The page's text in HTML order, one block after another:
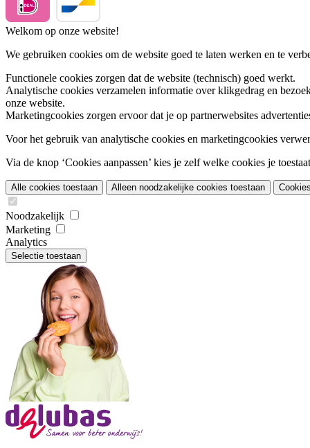
Welkom op onze website!
We gebruiken cookies om de website goed te laten werken en te
Functionele cookies zorgen dat de website (technisch) goed werkt.
Analytische cookies verzamelen informatie over klikgedrag en
onze website.
Marketingcookies zorgen ervoor dat je op partnerwebsites
Voor het gebruik van analytische cookies en marketingcookies
Via de knop ‘Cookies aanpassen’ kies je zelf welke cookies je
Alle cookies toestaan Alleen noodzakelijke cookies toestaan
Noodzakelijk
Marketing
Analytics
Selectie toestaan